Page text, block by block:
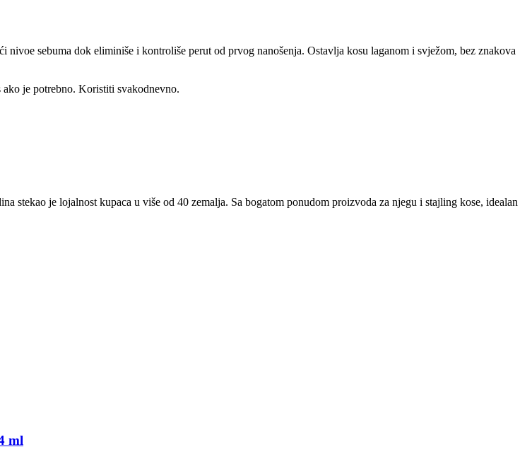
sebuma dok eliminiše i kontroliše perut od prvog nanošenja. Ostavlja kosu laganom i svježom, bez znakova
je potrebno. Koristiti svakodnevno.
stekao je lojalnost kupaca u više od 40 zemalja. Sa bogatom ponudom proizvoda za njegu i stajling kose, idealan
ml